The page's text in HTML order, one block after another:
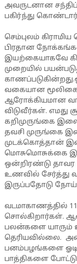
அவருடனான
பகிர்ந்து
செம்புலம்
பிரதான
இயற்கையாகவே
முறையில்
வகையான
ஆரோக்கியமான
விடுவீர்கள். எமது
கறிமுருங்கை
தவசி முருங்கை
முடக்கொத்தான்
மொசுமொசுக்கை
ஒன்றிரண்டு
உணவில் சேர்த்து
இருப்பதோடு
வடமாகாணத்தில்
சொல்கிறார்கள்.
பலன்களை யாரும்
தெரியவில்லை.
பனம்பழங்களை
பாத்திகளை